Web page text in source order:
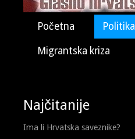
Početna Politika
Migrantska kriza
Najčitanije
Ima li Hrvatska saveznike?